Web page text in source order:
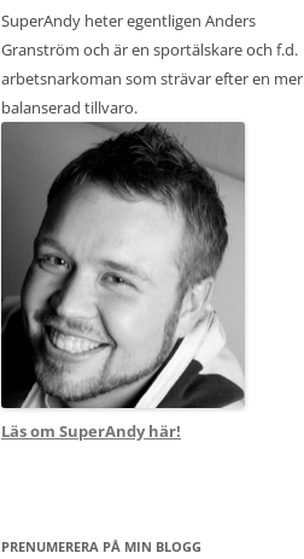
SuperAndy heter egentligen Anders
Granström och är en sportälskare och f.d.
arbetsnarkoman som strävar efter en mer
balanserad tillvaro.
Läs om SuperAndy här!
PRENUMERERA PÅ MIN BLOGG